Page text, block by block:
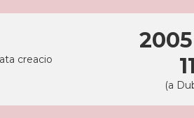
creacio
(a